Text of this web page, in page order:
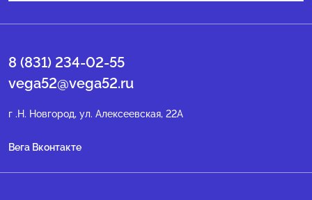
8 (831) 234-02-55
vega52@vega52.ru
г .Н. Новгород, ул. Алексеевская, 22А
Вега Вконтакте